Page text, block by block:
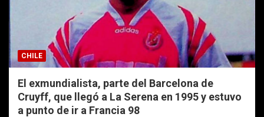
CHILE
El exmundialista, parte del Barcelona de
Cruyff, que llegó a La Serena en 1995 y estuvo
a punto de ir a Francia 98